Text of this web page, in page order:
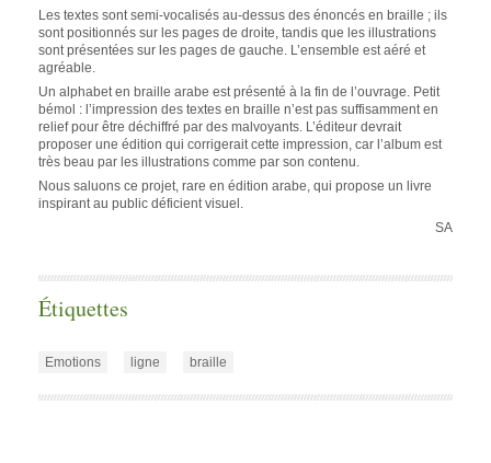
Les textes sont semi-vocalisés au-dessus des énoncés en braille ; ils
sont positionnés sur les pages de droite, tandis que les illustrations
sont présentées sur les pages de gauche. L’ensemble est aéré et
agréable.
Un alphabet en braille arabe est présenté à la fin de l’ouvrage. Petit
bémol : l’impression des textes en braille n’est pas suffisamment en
relief pour être déchiffré par des malvoyants. L’éditeur devrait
proposer une édition qui corrigerait cette impression, car l’album est
très beau par les illustrations comme par son contenu.
Nous saluons ce projet, rare en édition arabe, qui propose un livre
inspirant au public déficient visuel.
SA
Étiquettes
Emotions ligne braille